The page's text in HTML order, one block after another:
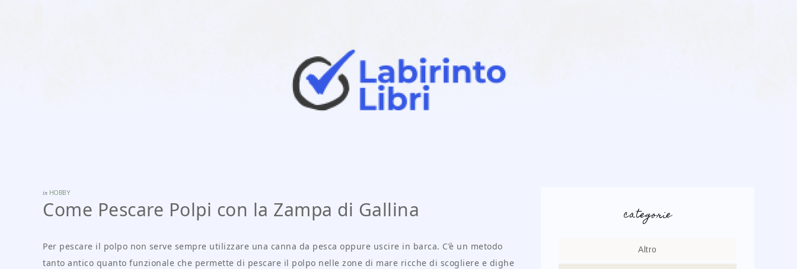
in HOBBY
Come Pescare Polpi con la Zampa di Gallina
Per pescare il polpo non serve sempre utilizzare una canna da pesca oppure uscire in barca. C’è un metodo
tanto antico quanto funzionale che permette di pescare il polpo nelle zone di mare ricche di scogliere e dighe
categorie
Altro